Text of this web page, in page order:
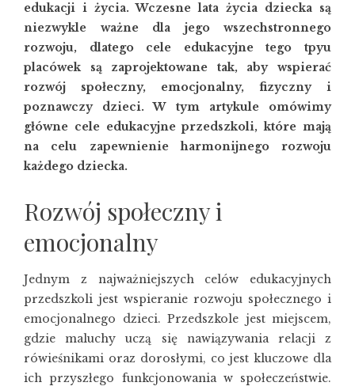
edukacji i życia. Wczesne lata życia dziecka są
niezwykle ważne dla jego wszechstronnego
rozwoju, dlatego cele edukacyjne tego tpyu
placówek są zaprojektowane tak, aby wspierać
rozwój społeczny, emocjonalny, fizyczny i
poznawczy dzieci. W tym artykule omówimy
główne cele edukacyjne przedszkoli, które mają
na celu zapewnienie harmonijnego rozwoju
każdego dziecka.
Rozwój społeczny i
emocjonalny
Jednym z najważniejszych celów edukacyjnych
przedszkoli jest wspieranie rozwoju społecznego i
emocjonalnego dzieci. Przedszkole jest miejscem,
gdzie maluchy uczą się nawiązywania relacji z
rówieśnikami oraz dorosłymi, co jest kluczowe dla
ich przyszłego funkcjonowania w społeczeństwie.